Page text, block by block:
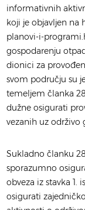
informativnih
koji je objavljen na
planovi-i-
gospodarenju
dionici za
svom području su
temeljem članka
dužne osigurati
vezanih uz održivo
Sukladno članku
sporazumno
obveza iz stavka
osigurati